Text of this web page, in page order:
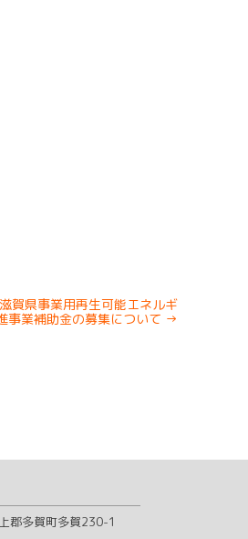
賀県事業用再生可能エネルギ
事業補助金の募集について →
郡多賀町多賀230-1